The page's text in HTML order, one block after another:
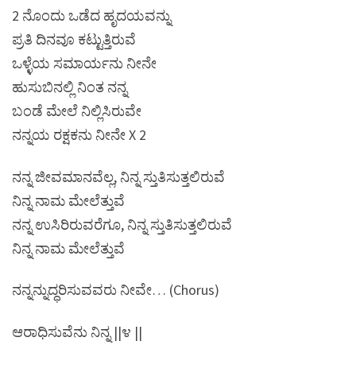
2 ನೊಂದು ಒಡೆದ ಹೃದಯವನ್ನು
ಪ್ರತಿ ದಿನವೂ ಕಟ್ಟುತ್ತಿರುವೆ
ಒಳ್ಳೆಯ ಸಮಾರ್ಯನು ನೀನೇ
ಹುಸುಬಿನಲ್ಲಿ ನಿಂತ ನನ್ನ
ಬಂಡೆ ಮೇಲೆ ನಿಲ್ಲಿಸಿರುವೇ
ನನ್ನಯ ರಕ್ಷಕನು ನೀನೇ X 2
ನನ್ನ ಜೀವಮಾನವೆಲ್ಲ, ನಿನ್ನ ಸ್ತುತಿಸುತ್ತಲಿರುವೆ
ನಿನ್ನ ನಾಮ ಮೇಲೆತ್ತುವೆ
ನನ್ನ ಉಸಿರಿರುವರೆಗೂ, ನಿನ್ನ ಸ್ತುತಿಸುತ್ತಲಿರುವೆ
ನಿನ್ನ ನಾಮ ಮೇಲೆತ್ತುವೆ
ನನ್ನನ್ನುದ್ಧರಿಸುವವರು ನೀವೇ… (Chorus)
ಆರಾಧಿಸುವೆನು ನಿನ್ನ ||೪ ||